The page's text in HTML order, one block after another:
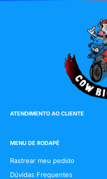
ATENDIMENTO AO CLIENTE
WhatsApp: (19) 9 98120-9614
MENU DE RODAPÉ
Rastrear meu pedido
Dúvidas Frequentes